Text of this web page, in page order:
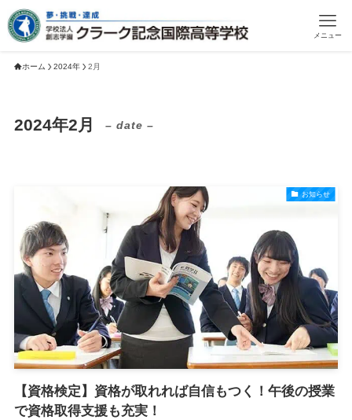
メニュー
ホーム 2024年 2月
2024年2月 – date –
お知らせ
【資格検定】資格が取れれば自信もつく！午後の授業
で資格取得支援も充実！